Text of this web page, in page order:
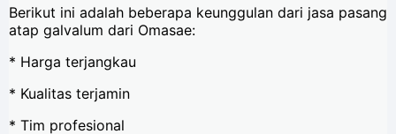
Berikut ini adalah beberapa keunggulan dari jasa pasang
atap galvalum dari Omasae:
* Harga terjangkau
* Kualitas terjamin
* Tim profesional